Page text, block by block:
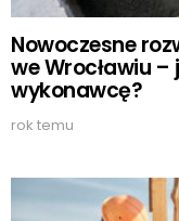
Nowoczesne
we Wrocławiu
wykonawcę?
rok temu